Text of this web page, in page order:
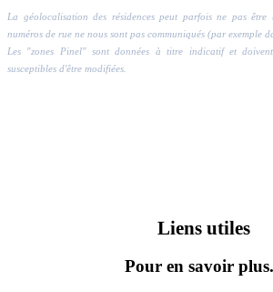
La géolocalisation des résidences peut parfois ne pas
numéros de rue ne nous sont pas communiqués (par exemple
Les "zones Pinel" sont données à titre indicatif et
susceptibles d'être modifiées.
Liens utiles
Pour en savoir